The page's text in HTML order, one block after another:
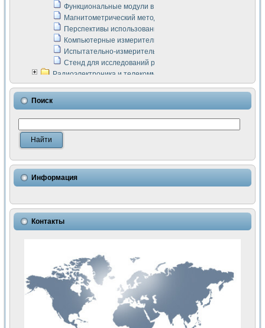
Функциональные модули в стандарте Nl SCXI для
Магнитометрический метод в дефектоскопии сварных
Перспективы использования машинного зрения в
Компьютерные измерительные системы для
Испытательно-измерительный комплекс аппаратуры для
Стенд для исследований рабочих процессов ДВС в
Радиоэлектроника и телекоммуникации
LabVIEW в расчетах радиолиний систем передачи данных
Аппаратно-программный комплекс для исследования
Виртуальный лабораторный стенд для исследования
Измерение шумовых параметров операционных
Измерительный преобразователь на основе цифровой
Использование NI LabVIEW для математического
Исследовние возможности создания измерителя ВАХ
Математическое моделирование генератора сигналов -
Применение осциллографического модуля с высоким
Симуляция отклика импульсного радиолокационного
Автоматизация формирования уравнений состояния для
Разработка автоматизированного стенда для измерения
Применение среды LabVIEW для построения картины
Портативная система для определения показателей
Использование LabVIEW для управления источником
Устройство для снятия вольт-амперных характеристик
Передовые научные технологии: нано-, фемто-,
Автоматизированная установка по измерению временных
Поиск
Информация
Контакты